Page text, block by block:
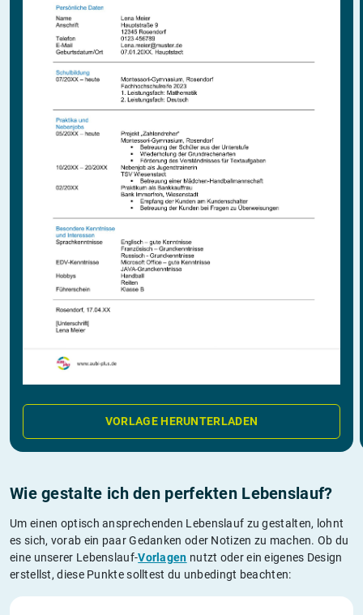
VORLAGE HERUNTERLADEN
Wie gestalte ich den perfekten Lebenslauf?
Um einen optisch ansprechenden Lebenslauf zu gestalten, lohnt
es sich, vorab ein paar Gedanken oder Notizen zu machen. Ob du
eine unserer Lebenslauf-Vorlagen nutzt oder ein eigenes Design
erstellst, diese Punkte solltest du unbedingt beachten: